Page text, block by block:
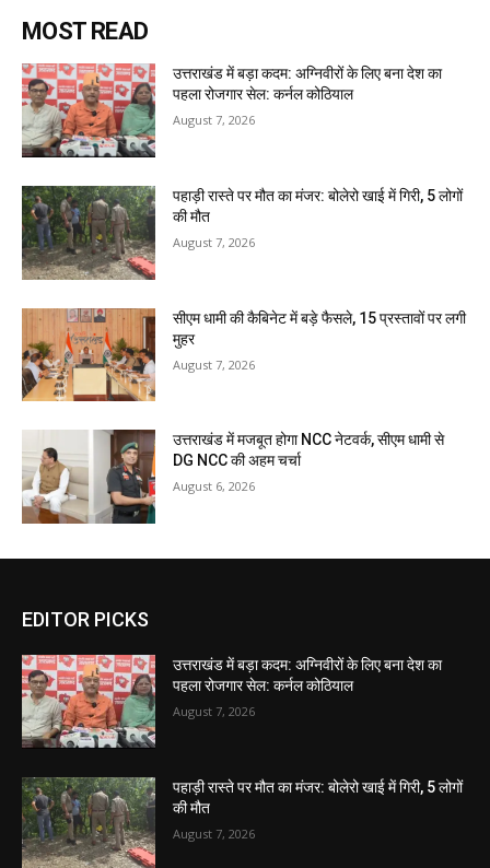
MOST READ
उत्तराखंड में बड़ा कदम: अग्निवीरों के लिए बना देश का
पहला रोजगार सेल: कर्नल कोठियाल
August 7, 2026
पहाड़ी रास्ते पर मौत का मंजर: बोलेरो खाई में गिरी, 5 लोगों
की मौत
August 7, 2026
सीएम धामी की कैबिनेट में बड़े फैसले, 15 प्रस्तावों पर लगी
मुहर
August 7, 2026
उत्तराखंड में मजबूत होगा NCC नेटवर्क, सीएम धामी से
DG NCC की अहम चर्चा
August 6, 2026
EDITOR PICKS
उत्तराखंड में बड़ा कदम: अग्निवीरों के लिए बना देश का
पहला रोजगार सेल: कर्नल कोठियाल
August 7, 2026
पहाड़ी रास्ते पर मौत का मंजर: बोलेरो खाई में गिरी, 5 लोगों
की मौत
August 7, 2026